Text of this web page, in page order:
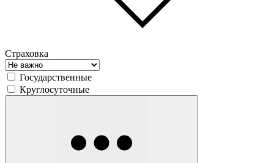
Страховка
Государственные
Круглосуточные